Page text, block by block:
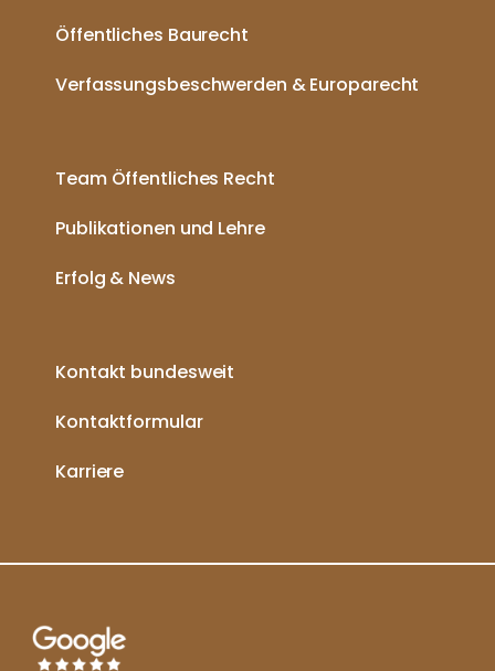
Öffentliches Baurecht
Verfassungsbeschwerden & Europarecht
Team Öffentliches Recht
Publikationen und Lehre
Erfolg & News
Kontakt bundesweit
Kontaktformular
Karriere